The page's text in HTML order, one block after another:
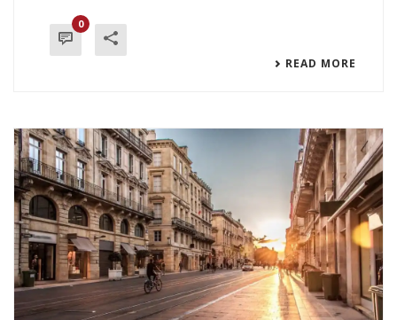
0
READ MORE